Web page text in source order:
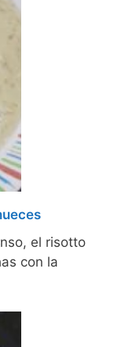
el risotto
con la